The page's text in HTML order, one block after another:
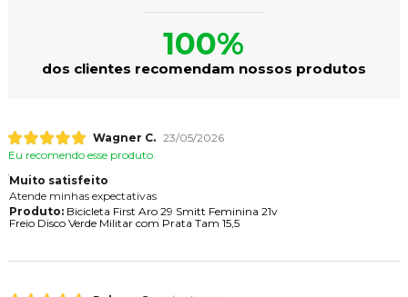
100%
dos clientes recomendam nossos produtos
Wagner C. 23/05/2026
Eu recomendo esse produto.
Muito satisfeito
Atende minhas expectativas
Produto:Bicicleta First Aro 29 Smitt Feminina 21v
Freio Disco Verde Militar com Prata Tam 15,5